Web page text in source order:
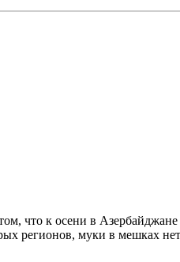
что к осени в
регионов, муки в мешках